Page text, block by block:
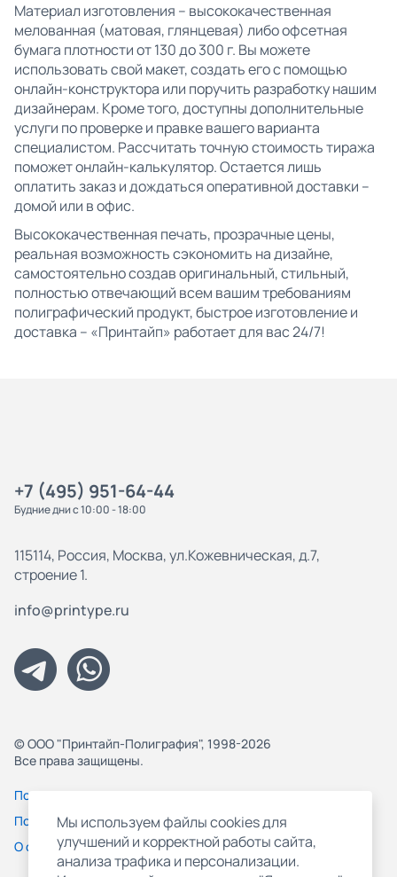
Материал изготовления – высококачественная
мелованная (матовая, глянцевая) либо офсетная
бумага плотности от 130 до 300 г. Вы можете
использовать свой макет, создать его с помощью
онлайн-конструктора или поручить разработку нашим
дизайнерам. Кроме того, доступны дополнительные
услуги по проверке и правке вашего варианта
специалистом. Рассчитать точную стоимость тиража
поможет онлайн-калькулятор. Остается лишь
оплатить заказ и дождаться оперативной доставки –
домой или в офис.
Высококачественная печать, прозрачные цены,
реальная возможность сэкономить на дизайне,
самостоятельно создав оригинальный, стильный,
полностью отвечающий всем вашим требованиям
полиграфический продукт, быстрое изготовление и
доставка – «Принтайп» работает для вас 24/7!
+7 (495) 951-64-44
Будние дни с 10:00 - 18:00
115114, Россия, Москва, ул.Кожевническая, д.7,
строение 1.
info@printype.ru
© ООО "Принтайп-Полиграфия", 1998-2026
Все права защищены.
Политика конфиденциальности
Пользовательское соглашение
О файлах Cookie
Мы используем файлы cookies для
улучшений и корректной работы сайта,
анализа трафика и персонализации.